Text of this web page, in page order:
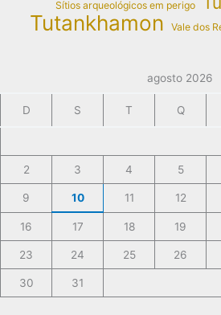
Sítios arqueológicos em perigo
Tutankhamon Vale dos
agosto 2026
D S T Q
2 3 4 5
9 10 11 12
16 17 18 19
23 24 25 26
30 31